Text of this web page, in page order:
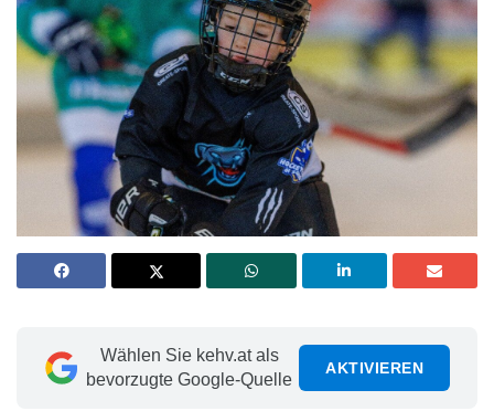
Wählen Sie kehv.at als
bevorzugte Google-Quelle
AKTIVIEREN